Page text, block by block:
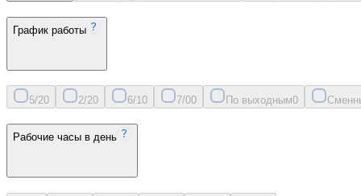
График работы
5/20 2/20 6/10 7/00 По выходным0
Рабочие часы в день